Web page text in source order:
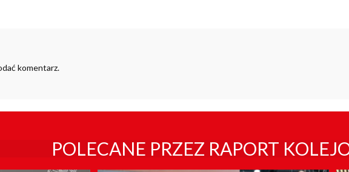
komentarz.
POLECANE PRZEZ RAPORT